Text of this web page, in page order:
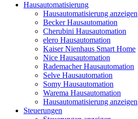
Hausautomatisierung
Hausautomatisierung anzeigen
Becker Hausautomation
Cherubini Hausautomation
elero Hausautomation
Kaiser Nienhaus Smart Home
Nice Hausautomation
Rademacher Hausautomation
Selve Hausautomation
Somy Hausautomation
Warema Hausautomation
Hausautomatisierung anzeigen
Steuerungen